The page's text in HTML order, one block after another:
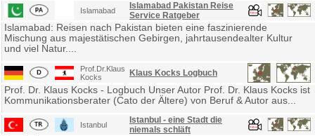
Islamabad
Islamabad Pakistan Reise
Service Ratgeber
Islamabad: Reisen nach Pakistan bieten eine faszinierende
Mischung aus majestätischen Gebirgen, jahrtausendealter Kultur
und viel Natur....
Prof.Dr.Klaus
Kocks
Klaus Kocks Logbuch
Prof. Dr. Klaus Kocks - Logbuch Unser Autor Prof. Dr. Klaus Kocks ist
Kommunikationsberater (Cato der Ältere) von Beruf & Autor aus...
Istanbul
Istanbul - eine Stadt die
niemals schläft